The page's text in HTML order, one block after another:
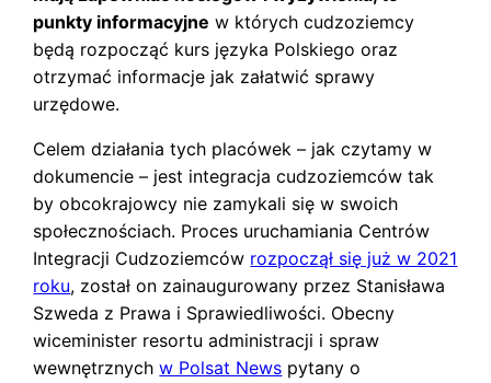
punkty informacyjne w których cudzoziemcy
będą rozpocząć kurs języka Polskiego oraz
otrzymać informacje jak załatwić sprawy
urzędowe.
Celem działania tych placówek – jak czytamy w
dokumencie – jest integracja cudzoziemców tak
by obcokrajowcy nie zamykali się w swoich
społecznościach. Proces uruchamiania Centrów
Integracji Cudzoziemców rozpoczął się już w 2021
roku, został on zainaugurowany przez Stanisława
Szweda z Prawa i Sprawiedliwości. Obecny
wiceminister resortu administracji i spraw
wewnętrznychw Polsat News pytany o